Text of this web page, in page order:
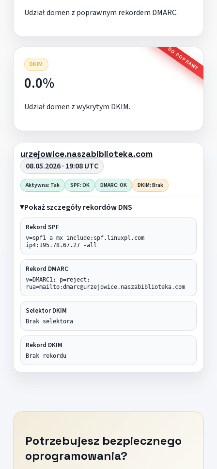
Udział domen z poprawnym rekordem DMARC.
DKIM DO POPRAWY
0.0%
Udział domen z wykrytym DKIM.
urzejowice.naszabiblioteka.com
08.05.2026 · 19:08 UTC
Aktywna: Tak SPF: OK DMARC: OK DKIM: Brak
Pokaż szczegóły rekordów DNS
Rekord SPF
v=spf1 a mx include:spf.linuxpl.com
ip4:195.78.67.27 -all
Rekord DMARC
v=DMARC1; p=reject;
rua=mailto:dmarc@urzejowice.naszabiblioteka.com
Selektor DKIM
Brak selektora
Rekord DKIM
Brak rekordu
Potrzebujesz bezpiecznego
oprogramowania?